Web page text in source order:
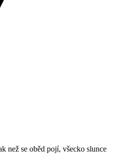
než se oběd pojí, všecko slunce